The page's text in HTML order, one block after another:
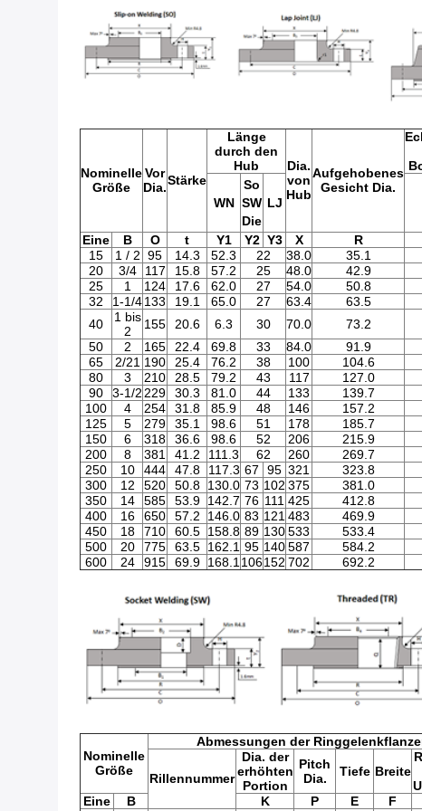
Nominelle
Größe
Vor
Dia.Stärke
Länge
durch den
Hub
Dia.
von
Hub
Aufgehobenes
Gesicht Dia.
WN
So
SW
Die
LJ
Eine
B O t Y1 Y2 Y3 X R
15
1 / 2 95 14.3 52.3 22 38.0 35.1
20
3/4 117 15.8 57.2 25 48.0 42.9
25
1 124 17.6 62.0 27 54.0 50.8
32
1-1/4133 19.1 65.0 27 63.4 63.5
40
1 bis
2
155 20.6 6.3 30 70.0 73.2
50
2 165 22.4 69.8 33 84.0 91.9
65
2/21 190 25.4 76.2 38 100 104.6
80
3 210 28.5 79.2 43 117 127.0
90
3-1/2 229 30.3 81.0 44 133 139.7
100
4 254 31.8 85.9 48 146 157.2
125
5 279 35.1 98.6 51 178 185.7
150
6 318 36.6 98.6 52 206 215.9
200
8 381 41.2 111.3 62 260 269.7
250
10 444 47.8 117.3 67 95 321 323.8
300
12 520 50.8 130.0 73 102 375 381.0
350
14 585 53.9 142.7 76 111 425 412.8
400
16 650 57.2 146.0 83 121 483 469.9
450
18 710 60.5 158.8 89 130533 533.4
500
20 775 63.5 162.1 95 140587 584.2
600
24 915 69.9 168.1 106152 702 692.2
Nominelle
Größe
Abmessungen der
Rillennummer
Dia. der
erhöhten
Portion
Pitch
Dia.
Tiefe Breite
Eine
B K P E F